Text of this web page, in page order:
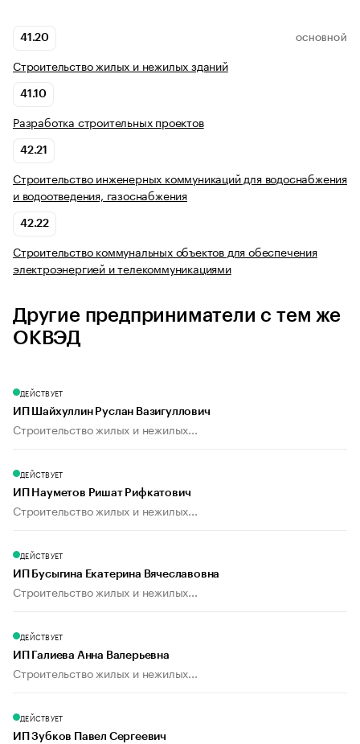
41.20 ОСНОВНОЙ
Строительство жилых и нежилых зданий
41.10
Разработка строительных проектов
42.21
Строительство инженерных коммуникаций для водоснабжения
и водоотведения, газоснабжения
42.22
Строительство коммунальных объектов для обеспечения
электроэнергией и телекоммуникациями
Другие предприниматели с тем же
ОКВЭД
ДЕЙСТВУЕТ
ИП Шайхуллин Руслан Вазигуллович
Строительство жилых и нежилых...
ДЕЙСТВУЕТ
ИП Науметов Ришат Рифкатович
Строительство жилых и нежилых...
ДЕЙСТВУЕТ
ИП Бусыгина Екатерина Вячеславовна
Строительство жилых и нежилых...
ДЕЙСТВУЕТ
ИП Галиева Анна Валерьевна
Строительство жилых и нежилых...
ДЕЙСТВУЕТ
ИП Зубков Павел Сергеевич